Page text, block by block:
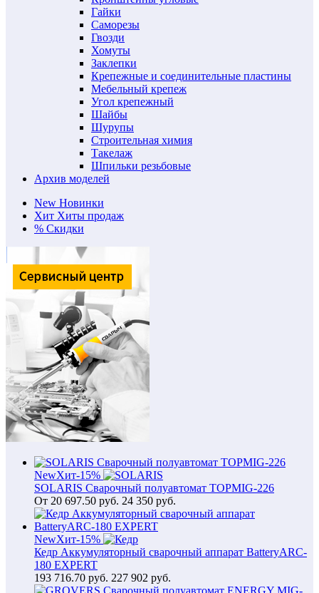
Гайки
Саморезы
Гвозди
Хомуты
Заклепки
Крепежные и соединительные пластины
Мебельный крепеж
Угол крепежный
Шайбы
Шурупы
Строительная химия
Такелаж
Шпильки резьбовые
Архив моделей
New Новинки
Хит Хиты продаж
% Скидки
NewХит-15%
SOLARIS Сварочный полуавтомат TOPMIG-226
От 20 697.50 руб. 24 350 руб.
NewХит-15%
Кедр Аккумуляторный сварочный аппарат BatteryARC-
180 EXPERT
193 716.70 руб. 227 902 руб.